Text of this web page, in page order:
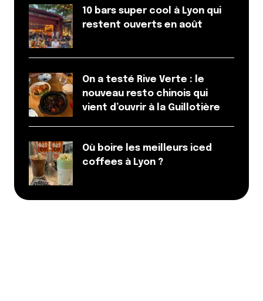
Name*
E-mail*
par e-mail.
10 bars super cool à Lyon qui
restent ouverts en août
On a testé Rive Verte : le
nouveau resto chinois qui
vient d’ouvrir à la Guillotière
Où boire les meilleurs iced
coffees à Lyon ?